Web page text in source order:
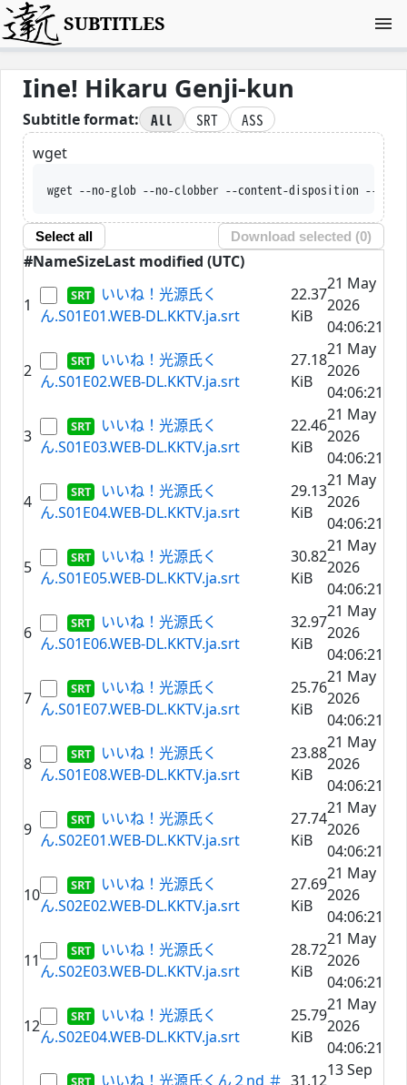
SUBTITLES
Iine! Hikaru Genji-kun
Subtitle format: All SRT
ASS
wget
wget --no-glob --no-clobber --content-disposition --trust-server-
Select all Download selected (0)
#NameSizeLast modified (UTC)
1
いいね！光源氏く
ん.S01E01.WEB-DL.KKTV.ja.srt
22.37
KiB
21 May
2026
04:06:21
2
いいね！光源氏く
ん.S01E02.WEB-DL.KKTV.ja.srt
27.18
KiB
21 May
2026
04:06:21
3
いいね！光源氏く
ん.S01E03.WEB-DL.KKTV.ja.srt
22.46
KiB
21 May
2026
04:06:21
4
いいね！光源氏く
ん.S01E04.WEB-DL.KKTV.ja.srt
29.13
KiB
21 May
2026
04:06:21
5
いいね！光源氏く
ん.S01E05.WEB-DL.KKTV.ja.srt
30.82
KiB
21 May
2026
04:06:21
6
いいね！光源氏く
ん.S01E06.WEB-DL.KKTV.ja.srt
32.97
KiB
21 May
2026
04:06:21
7
いいね！光源氏く
ん.S01E07.WEB-DL.KKTV.ja.srt
25.76
KiB
21 May
2026
04:06:21
8
いいね！光源氏く
ん.S01E08.WEB-DL.KKTV.ja.srt
23.88
KiB
21 May
2026
04:06:21
9
いいね！光源氏く
ん.S02E01.WEB-DL.KKTV.ja.srt
27.74
KiB
21 May
2026
04:06:21
10
いいね！光源氏く
ん.S02E02.WEB-DL.KKTV.ja.srt
27.69
KiB
21 May
2026
04:06:21
11
いいね！光源氏く
ん.S02E03.WEB-DL.KKTV.ja.srt
28.72
KiB
21 May
2026
04:06:21
12
いいね！光源氏く
ん.S02E04.WEB-DL.KKTV.ja.srt
25.79
KiB
21 May
2026
04:06:21
いいね！光源氏くん２nd ＃ 31.12
13 Sep